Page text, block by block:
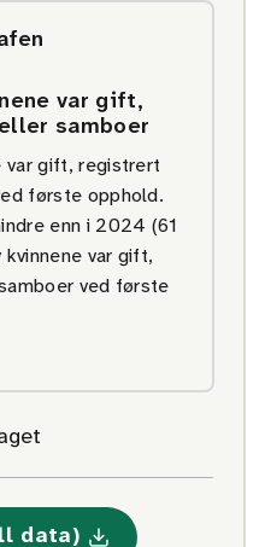
var gift,
samboer
var gift, registrert
første opphold.
enn i 2024 (61
var gift,
ved første
data)